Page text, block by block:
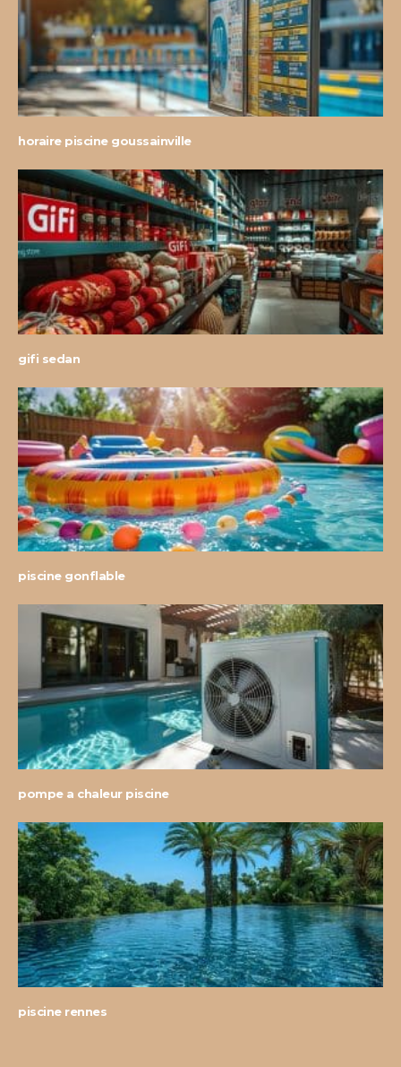
horaire piscine goussainville
gifi sedan
piscine gonflable
pompe a chaleur piscine
piscine rennes